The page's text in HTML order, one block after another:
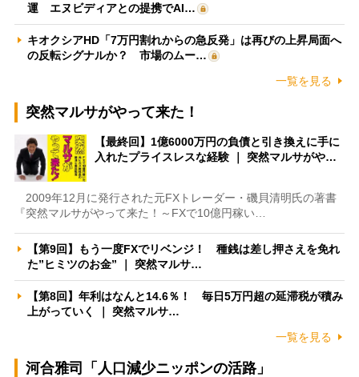
運 エヌビディアとの提携でAI…
キオクシアHD「7万円割れからの急反発」は再びの上昇局面へ
の反転シグナルか？ 市場のムー…
一覧を見る
突然マルサがやって来た！
【最終回】1億6000万円の負債と引き換えに手に
入れたプライスレスな経験 ｜ 突然マルサがや…
2009年12月に発行された元FXトレーダー・磯貝清明氏の著書
『突然マルサがやって来た！～FXで10億円稼い…
【第9回】もう一度FXでリベンジ！ 種銭は差し押さえを免れ
た”ヒミツのお金” ｜ 突然マルサ…
【第8回】年利はなんと14.6％！ 毎日5万円超の延滞税が積み
上がっていく ｜ 突然マルサ…
一覧を見る
河合雅司「人口減少ニッポンの活路」